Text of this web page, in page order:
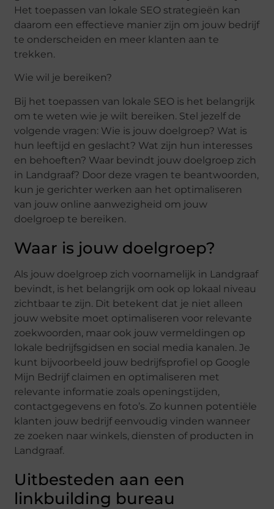
Het toepassen van lokale SEO strategieën kan
daarom een effectieve manier zijn om jouw bedrijf
te onderscheiden en meer klanten aan te
trekken.
Wie wil je bereiken?
Bij het toepassen van lokale SEO is het belangrijk
om te weten wie je wilt bereiken. Stel jezelf de
volgende vragen: Wie is jouw doelgroep? Wat is
hun leeftijd en geslacht? Wat zijn hun interesses
en behoeften? Waar bevindt jouw doelgroep zich
in Landgraaf? Door deze vragen te beantwoorden,
kun je gerichter werken aan het optimaliseren
van jouw online aanwezigheid om jouw
doelgroep te bereiken.
Waar is jouw doelgroep?
Als jouw doelgroep zich voornamelijk in Landgraaf
bevindt, is het belangrijk om ook op lokaal niveau
zichtbaar te zijn. Dit betekent dat je niet alleen
jouw website moet optimaliseren voor relevante
zoekwoorden, maar ook jouw vermeldingen op
lokale bedrijfsgidsen en social media kanalen. Je
kunt bijvoorbeeld jouw bedrijfsprofiel op Google
Mijn Bedrijf claimen en optimaliseren met
relevante informatie zoals openingstijden,
contactgegevens en foto’s. Zo kunnen potentiële
klanten jouw bedrijf eenvoudig vinden wanneer
ze zoeken naar winkels, diensten of producten in
Landgraaf.
Uitbesteden aan een
linkbuilding bureau